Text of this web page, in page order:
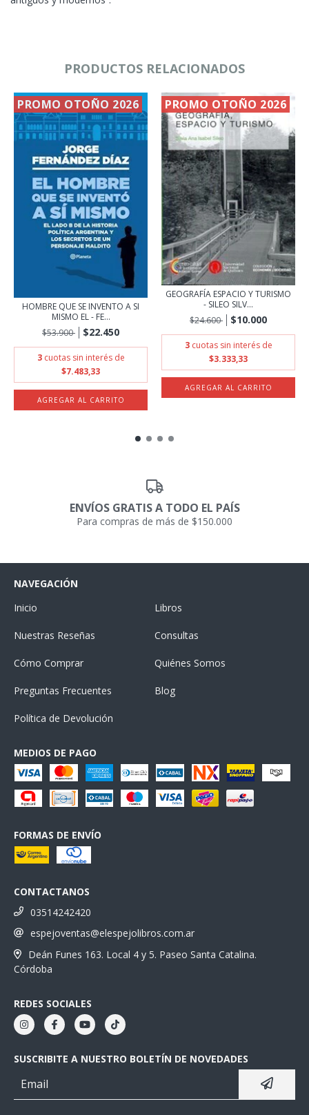
PRODUCTOS RELACIONADOS
PROMO OTOÑO 2026
HOMBRE QUE SE INVENTO A SI
MISMO EL - FE...
$53.900
$22.450
3 cuotas sin interés de
$7.483,33
PROMO OTOÑO 2026
GEOGRAFÍA ESPACIO Y TURISMO
- SILEO SILV...
$24.600
$10.000
3 cuotas sin interés de
$3.333,33
ENVÍOS GRATIS A TODO EL PAÍS
Para compras de más de $150.000
NAVEGACIÓN
Inicio
Libros
Nuestras Reseñas Consultas
Cómo Comprar Quiénes Somos
Preguntas Frecuentes Blog
Política de Devolución
MEDIOS DE PAGO
FORMAS DE ENVÍO
CONTACTANOS
03514242420
espejoventas@elespejolibros.com.ar
Deán Funes 163. Local 4 y 5. Paseo Santa Catalina.
Córdoba
REDES SOCIALES
SUSCRIBITE A NUESTRO BOLETÍN DE NOVEDADES